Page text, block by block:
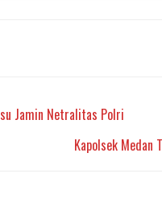
Jamin Netralitas Polri
Kapolsek Medan